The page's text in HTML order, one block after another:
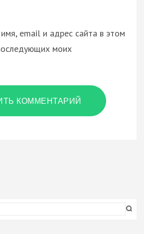
email и адрес сайта в этом
моих